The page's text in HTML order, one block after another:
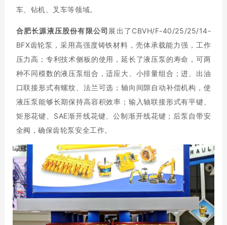
车、钻机、叉车等领域。
合肥长源液压股份有限公司 展出了CBVH/F-40/25/25/14-
BFX齿轮泵，采用高强度铸铁材料，壳体承载能力强，工作
压力高；专利技术侧板的使用，延长了液压泵的寿命，可两
种不同模数的液压泵组合，适应大、小排量组合；进、出油
口联接形式有螺纹、法兰可选；轴向间隙自动补偿机构，使
液压泵能够长期保持高容积效率；输入轴联接形式有平键、
矩形花键、SAE渐开线花键、公制渐开线花键；后泵自带安
全阀，确保齿轮泵安全工作。